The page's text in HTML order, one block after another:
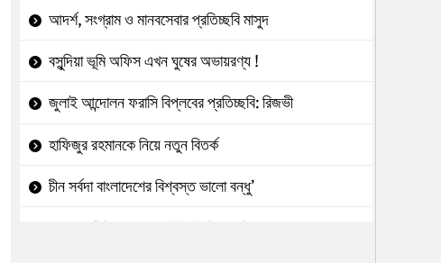
আদর্শ, সংগ্রাম ও মানবসেবার প্রতিচ্ছবি মাসুদ
বসুন্দিয়া ভূমি অফিস এখন ঘুষের অভায়রণ্য !
জুলাই আন্দোলন ফরাসি বিপ্লবের প্রতিচ্ছবি: রিজভী
হাফিজুর রহমানকে নিয়ে নতুন বিতর্ক
চীন সর্বদা বাংলাদেশের বিশ্বস্ত ভালো বন্ধু’
৯৮২ কোটি টাকা আত্মসাৎ:ইউনাইটেডের বিরুদ্ধে